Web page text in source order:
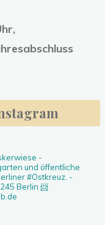
-
und öffentliche
#Ostkreuz. -
Berlin 📨